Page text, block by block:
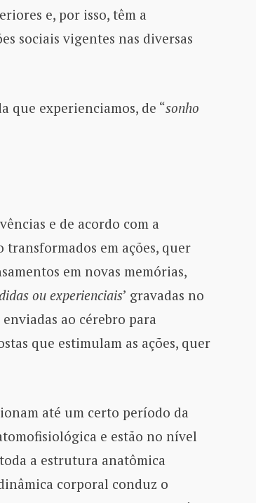
e, por isso, têm a
sociais vigentes nas diversas
que experienciamos, de “sonho
e de acordo com a
transformados em ações, quer
em novas memórias,
ou experienciais’ gravadas no
ao cérebro para
que estimulam as ações, quer
até um certo período da
e estão no nível
a estrutura anatômica
corporal conduz o